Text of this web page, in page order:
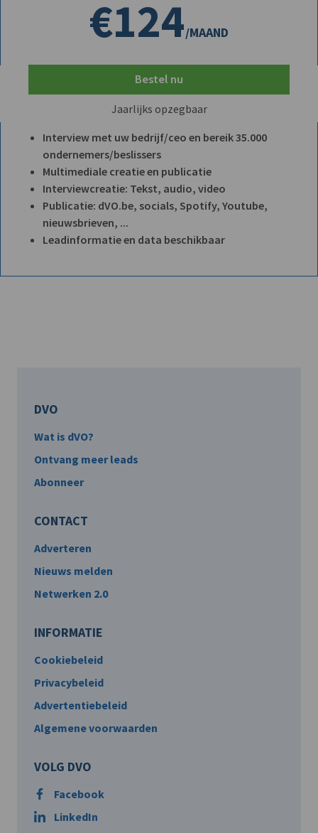
€124/MAAND
Bestel nu
Jaarlijks opzegbaar
Interview met uw bedrijf/ceo en bereik 35.000
ondernemers/beslissers
Multimediale creatie en publicatie
Interviewcreatie: Tekst, audio, video
Publicatie: dVO.be, socials, Spotify, Youtube,
nieuwsbrieven, ...
Leadinformatie en data beschikbaar
DVO
Wat is dVO?
Ontvang meer leads
Abonneer
CONTACT
Adverteren
Nieuws melden
Netwerken 2.0
INFORMATIE
Cookiebeleid
Privacybeleid
Advertentiebeleid
Algemene voorwaarden
VOLG DVO
Facebook
LinkedIn